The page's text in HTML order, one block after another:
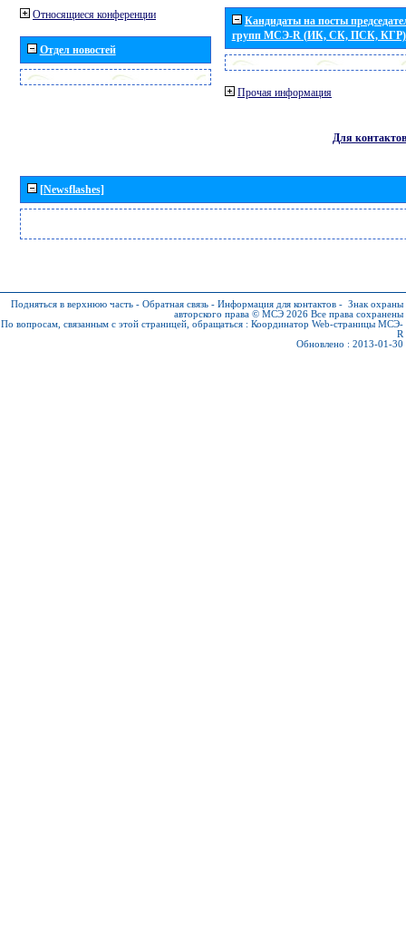
Относящиеся конференции
Отдел новостей
Кандидаты на посты
групп МСЭ-R (ИК, СК, ПСК, КГР)
Прочая информация
Для контактов
[Newsflashes]
Подняться в верхнюю часть - Обратная связь - Информация для контактов - Знак охраны
авторского права © МСЭ 2026 Все права сохранены
По вопросам, связанным с этой страницей, обращаться : Координатор Web-страницы МСЭ-
R
Обновлено : 2013-01-30